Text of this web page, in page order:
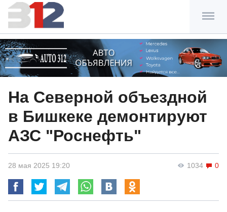
На Северной объездной
в Бишкеке демонтируют
АЗС "Роснефть"
1034 0
28 мая 2025 19:20